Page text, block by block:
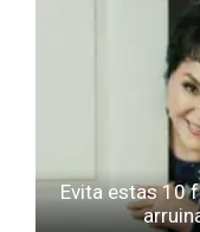
Evita estas 10